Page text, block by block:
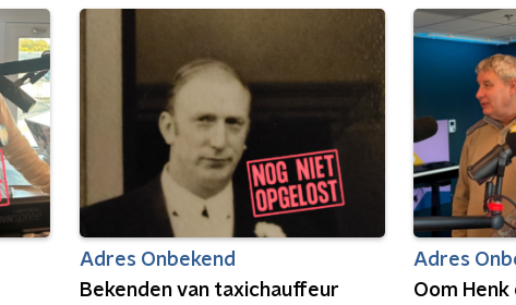
Adres Onbekend
Bekenden van taxichauffeur
Adres
Oom